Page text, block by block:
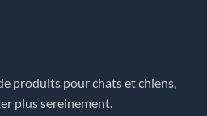
produits pour chats et chiens,
plus sereinement.